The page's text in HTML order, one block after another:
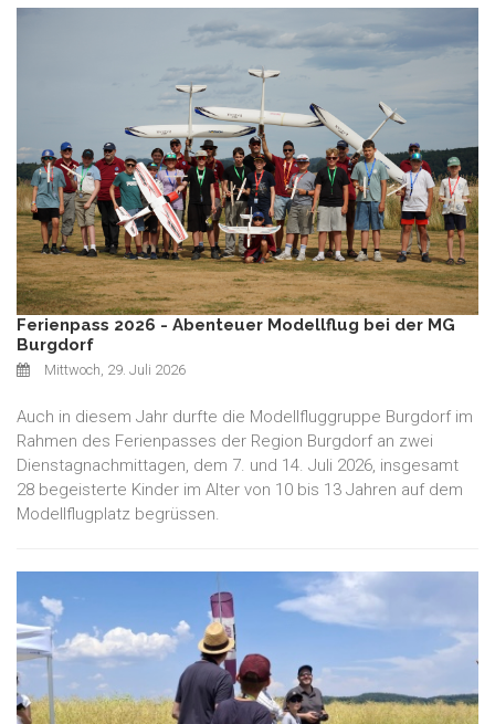
Ferienpass 2026 - Abenteuer Modellflug bei der MG
Burgdorf
Mittwoch, 29. Juli 2026
Auch in diesem Jahr durfte die Modellfluggruppe Burgdorf im
Rahmen des Ferienpasses der Region Burgdorf an zwei
Dienstagnachmittagen, dem 7. und 14. Juli 2026, insgesamt
28 begeisterte Kinder im Alter von 10 bis 13 Jahren auf dem
Modellflugplatz begrüssen.